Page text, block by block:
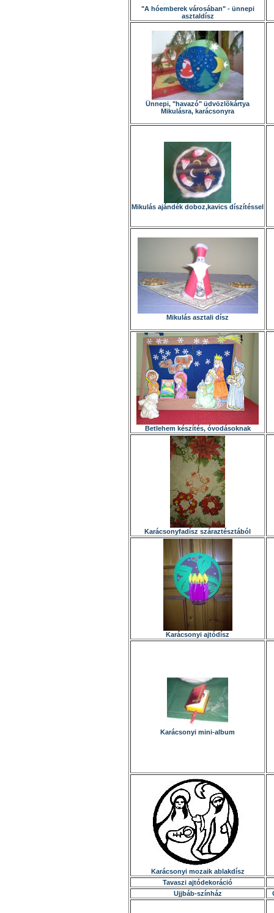
"A hóemberek városában" - ünnepi
asztaldísz
Ünnepi, "havazó" üdvözlõkártya
Mikulásra, karácsonyra
Mikulás ajándék doboz,kavics díszítéssel
Mikulás asztali dísz
Betlehem készítés, óvodásoknak
Karácsonyfadísz száraztésztából
Karácsonyi ajtódísz
Karácsonyi mini-album
Karácsonyi mozaik ablakdísz
Tavaszi ajtódekoráció
Ujjbáb-színház